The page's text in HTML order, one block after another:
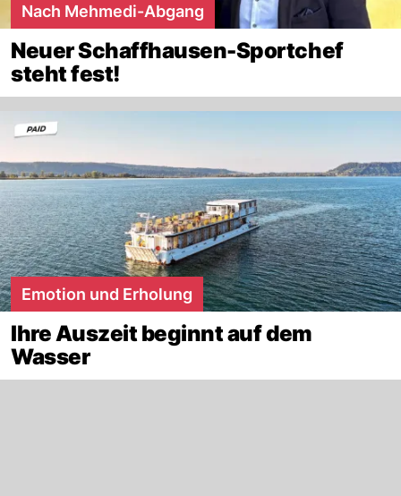
Nach Mehmedi-Abgang
Neuer Schaffhausen-Sportchef
steht fest!
Emotion und Erholung
Ihre Auszeit beginnt auf dem
Wasser